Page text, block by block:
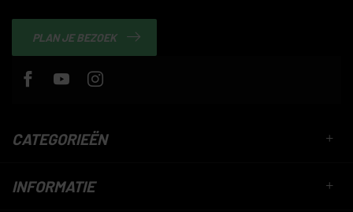
PLAN JE BEZOEK
CATEGORIEËN
INFORMATIE